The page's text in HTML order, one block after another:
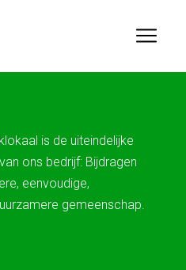
is de uiteindelijke
ons bedrijf: Bijdragen
eenvoudige,
gemeenschap.